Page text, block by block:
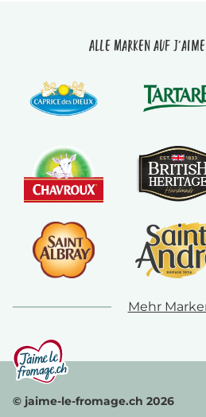
Alle Marken auf
Mehr
© jaime-le-fromage.ch 2026